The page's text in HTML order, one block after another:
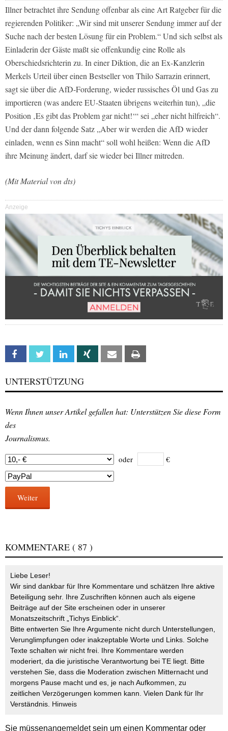
Illner betrachtet ihre Sendung offenbar als eine Art Ratgeber für die
regierenden Politiker: „Wir sind mit unserer Sendung immer auf der
Suche nach der besten Lösung für ein Problem.“ Und sich selbst als
Einladerin der Gäste maßt sie offenkundig eine Rolle als
Oberschiedsrichterin zu. In einer Diktion, die an Ex-Kanzlerin
Merkels Urteil über einen Bestseller von Thilo Sarrazin erinnert,
sagt sie über die AfD-Forderung, wieder russisches Öl und Gas zu
importieren (was andere EU-Staaten übrigens weiterhin tun), „die
Position ‚Es gibt das Problem gar nicht!‘“ sei „eher nicht hilfreich“.
Und der dann folgende Satz „Aber wir werden die AfD wieder
einladen, wenn es Sinn macht“ soll wohl heißen: Wenn die AfD
ihre Meinung ändert, darf sie wieder bei Illner mitreden.
(Mit Material von dts)
Anzeige
Facebook Twitter Linkedin Xing Email
UNTERSTÜTZUNG
Wenn Ihnen unser Artikel gefallen hat: Unterstützen Sie diese Form
des
Journalismus.
oder €
Weiter
KOMMENTARE ( 87 )
Liebe Leser!
Wir sind dankbar für Ihre Kommentare und schätzen Ihre aktive
Beteiligung sehr. Ihre Zuschriften können auch als eigene
Beiträge auf der Site erscheinen oder in unserer
Monatszeitschrift „Tichys Einblick“.
Bitte entwerten Sie Ihre Argumente nicht durch Unterstellungen,
Verunglimpfungen oder inakzeptable Worte und Links. Solche
Texte schalten wir nicht frei. Ihre Kommentare werden
moderiert, da die juristische Verantwortung bei TE liegt. Bitte
verstehen Sie, dass die Moderation zwischen Mitternacht und
morgens Pause macht und es, je nach Aufkommen, zu
zeitlichen Verzögerungen kommen kann. Vielen Dank für Ihr
Verständnis. Hinweis
Sie müssenangemeldetsein um einen Kommentar oder